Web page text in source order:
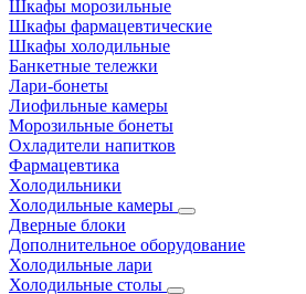
Шкафы морозильные
Шкафы фармацевтические
Шкафы холодильные
Банкетные тележки
Лари-бонеты
Лиофильные камеры
Морозильные бонеты
Охладители напитков
Фармацевтика
Холодильники
Холодильные камеры
Дверные блоки
Дополнительное оборудование
Холодильные лари
Холодильные столы